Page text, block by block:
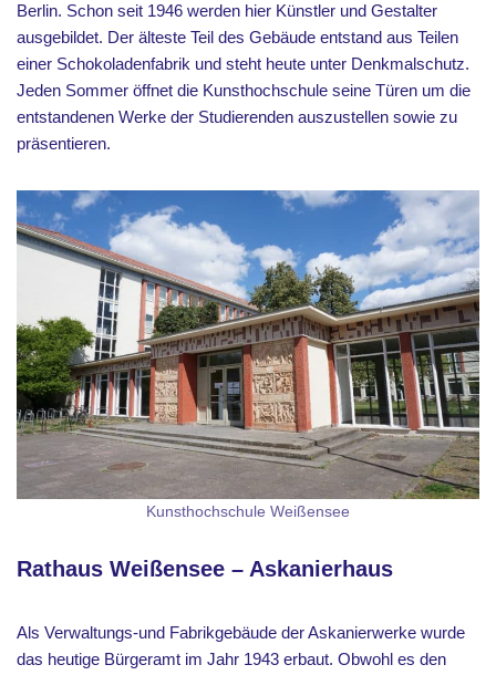
Berlin. Schon seit 1946 werden hier Künstler und Gestalter
ausgebildet. Der älteste Teil des Gebäude entstand aus Teilen
einer Schokoladenfabrik und steht heute unter Denkmalschutz.
Jeden Sommer öffnet die Kunsthochschule seine Türen um die
entstandenen Werke der Studierenden auszustellen sowie zu
präsentieren.
Kunsthochschule Weißensee
Rathaus Weißensee – Askanierhaus
Als Verwaltungs-und Fabrikgebäude der Askanierwerke wurde
das heutige Bürgeramt im Jahr 1943 erbaut. Obwohl es den